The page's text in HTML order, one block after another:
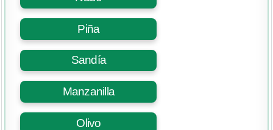
Piña
Sandía
Manzanilla
Olivo